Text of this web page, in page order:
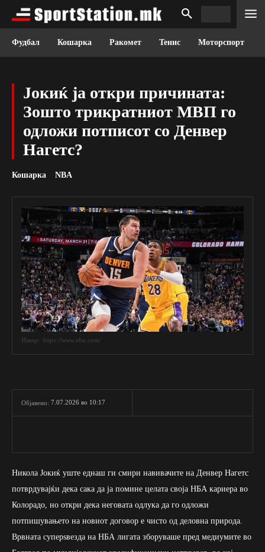
Фудбал Кошарка Ракомет Тенис Моторспорт
Јокиќ ја откри причината:
Зошто трикратниот МВП го
одложи потписот со Денвер
Нагетс?
Кошарка NBA
Извор: https://www.nba.com/
Објавено: 7.07.2026 во 10:17
Никола Јокиќ уште еднаш ги смири навивачите на Денвер Нагетс
потврдувајќи дека сака да ја помине целата своја НБА кариера во
Колорадо, но откри дека неговата одлука да го одложи
потпишувањето на новиот договор е чисто од деловна природа.
Врвната суперѕвезда на НБА лигата зборуваше пред медиумите во